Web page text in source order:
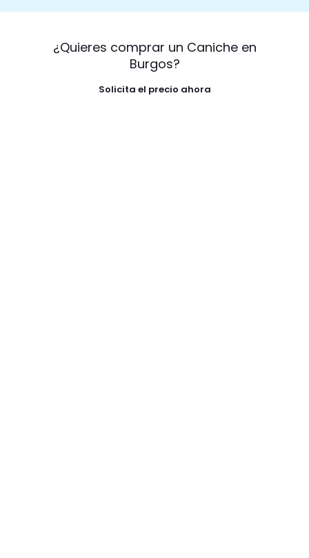
¿Quieres comprar un Caniche en
Burgos?
Solicita el precio ahora